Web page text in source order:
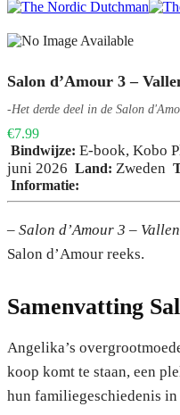
Salon d’Amour 3 –
-Het derde deel in de Salon
€7.99
Bindwijze: E-book, Kobo
juni 2026 Land: Zweden
Informatie:
– Salon d’Amour 3 –
Salon d’Amour reeks.
Samenvatting
Angelika’s
koop komt te staan, een
hun familiegeschiedenis